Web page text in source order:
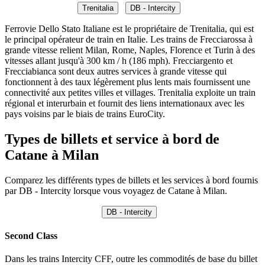
Trenitalia DB - Intercity
Ferrovie Dello Stato Italiane est le propriétaire de Trenitalia, qui est
le principal opérateur de train en Italie. Les trains de Frecciarossa à
grande vitesse relient Milan, Rome, Naples, Florence et Turin à des
vitesses allant jusqu'à 300 km / h (186 mph). Frecciargento et
Frecciabianca sont deux autres services à grande vitesse qui
fonctionnent à des taux légèrement plus lents mais fournissent une
connectivité aux petites villes et villages. Trenitalia exploite un train
régional et interurbain et fournit des liens internationaux avec les
pays voisins par le biais de trains EuroCity.
Types de billets et service à bord de
Catane à Milan
Comparez les différents types de billets et les services à bord fournis
par DB - Intercity lorsque vous voyagez de Catane à Milan.
DB - Intercity
Second Class
Dans les trains Intercity CFF, outre les commodités de base du billet